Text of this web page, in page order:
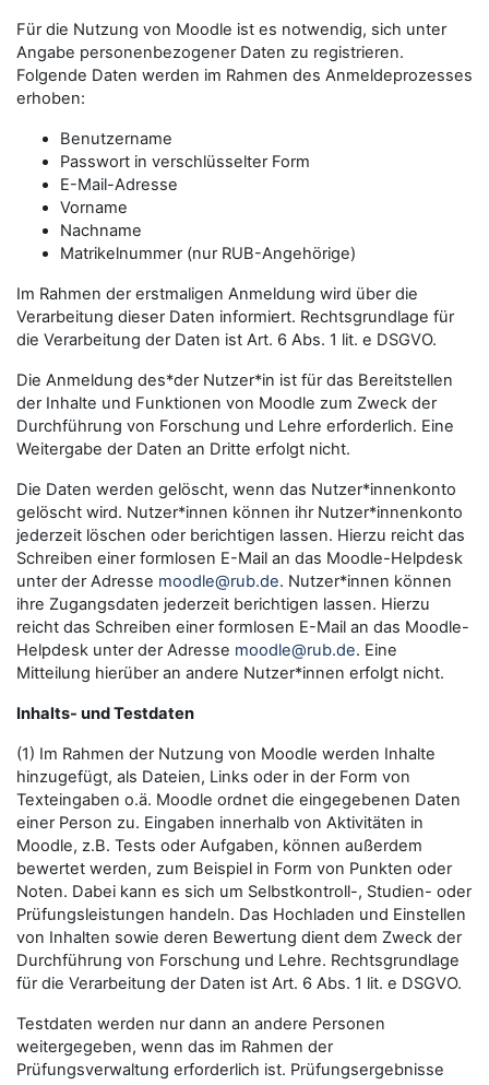
Für die Nutzung von Moodle ist es notwendig, sich unter
Angabe personenbezogener Daten zu registrieren.
Folgende Daten werden im Rahmen des Anmeldeprozesses
erhoben:
Benutzername
Passwort in verschlüsselter Form
E-Mail-Adresse
Vorname
Nachname
Matrikelnummer (nur RUB-Angehörige)
Im Rahmen der erstmaligen Anmeldung wird über die
Verarbeitung dieser Daten informiert. Rechtsgrundlage für
die Verarbeitung der Daten ist Art. 6 Abs. 1 lit. e DSGVO.
Die Anmeldung des*der Nutzer*in ist für das Bereitstellen
der Inhalte und Funktionen von Moodle zum Zweck der
Durchführung von Forschung und Lehre erforderlich. Eine
Weitergabe der Daten an Dritte erfolgt nicht.
Die Daten werden gelöscht, wenn das Nutzer*innenkonto
gelöscht wird. Nutzer*innen können ihr Nutzer*innenkonto
jederzeit löschen oder berichtigen lassen. Hierzu reicht das
Schreiben einer formlosen E-Mail an das Moodle-Helpdesk
unter der Adresse moodle@rub.de. Nutzer*innen können
ihre Zugangsdaten jederzeit berichtigen lassen. Hierzu
reicht das Schreiben einer formlosen E-Mail an das Moodle-
Helpdesk unter der Adresse moodle@rub.de. Eine
Mitteilung hierüber an andere Nutzer*innen erfolgt nicht.
Inhalts- und Testdaten
(1) Im Rahmen der Nutzung von Moodle werden Inhalte
hinzugefügt, als Dateien, Links oder in der Form von
Texteingaben o.ä. Moodle ordnet die eingegebenen Daten
einer Person zu. Eingaben innerhalb von Aktivitäten in
Moodle, z.B. Tests oder Aufgaben, können außerdem
bewertet werden, zum Beispiel in Form von Punkten oder
Noten. Dabei kann es sich um Selbstkontroll-, Studien- oder
Prüfungsleistungen handeln. Das Hochladen und Einstellen
von Inhalten sowie deren Bewertung dient dem Zweck der
Durchführung von Forschung und Lehre. Rechtsgrundlage
für die Verarbeitung der Daten ist Art. 6 Abs. 1 lit. e DSGVO.
Testdaten werden nur dann an andere Personen
weitergegeben, wenn das im Rahmen der
Prüfungsverwaltung erforderlich ist. Prüfungsergebnisse